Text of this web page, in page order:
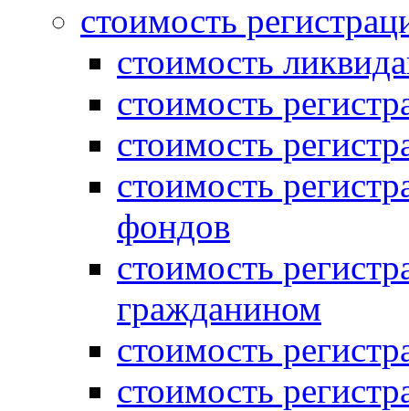
стоимость
стоимость
стоимость
стоимость
стоимость
фондов
стоимость
гражданином
стоимость
стоимость